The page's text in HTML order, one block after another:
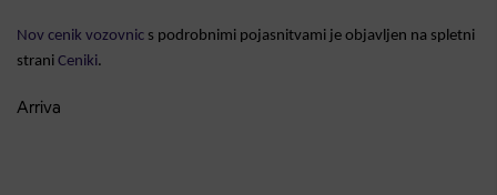
Nov cenik vozovnic s podrobnimi pojasnitvami je objavljen na spletni
strani Ceniki.
Arriva